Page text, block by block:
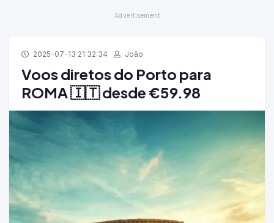
2025-07-13 21:32:34 João
Voos diretos do Porto para
ROMA 🇮🇹 desde €59.98